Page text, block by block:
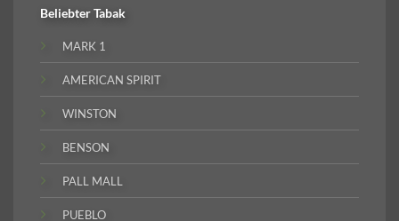
BeliebterTabak
MARK 1
AMERICAN SPIRIT
WINSTON
BENSON
PALL MALL
PUEBLO